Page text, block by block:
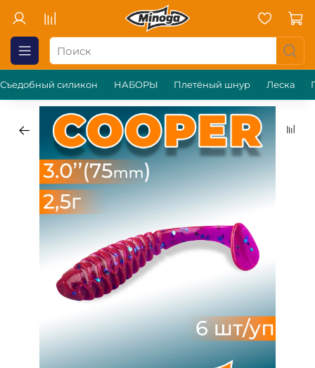
Съедобный силикон НАБОРЫ Плетёный шнур Леска